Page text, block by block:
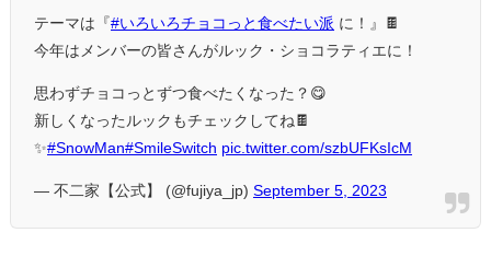
テーマは『#いろいろチョコっと食べたい派 に！』🍫
今年はメンバーの皆さんがルック・ショコラティエに！
思わずチョコっとずつ食べたくなった？😋
新しくなったルックもチェックしてね🍫
✨#SnowMan#SmileSwitch pic.twitter.com/szbUFKsIcM
— 不二家【公式】 (@fujiya_jp) September 5, 2023